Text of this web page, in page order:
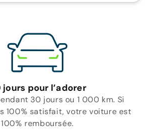
jours pour l’adorer
30 jours ou 1 000 km. Si
100% satisfait, votre voiture est
100% remboursée.